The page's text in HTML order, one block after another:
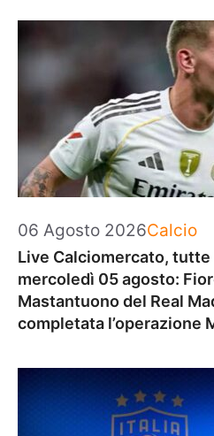
06 Agosto 2026Categorie
Calcio
Live Calciomercato,
mercoledì 05 agosto:
Mastantuono del Real
completata l’operazione